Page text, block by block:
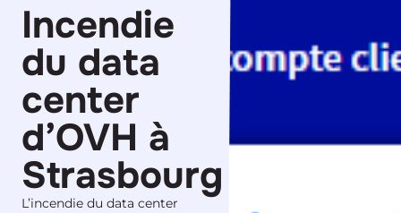
Incendie
du data
center
d’OVH à
Strasbourg
L’incendie du data center